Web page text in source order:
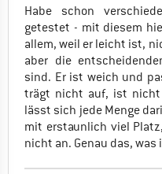
Habe schon
getestet - mit diesem
allem, weil er leicht ist,
aber die
sind. Er ist weich und
trägt nicht auf, ist nicht
lässt sich jede Menge
mit erstaunlich viel
nicht an. Genau das, was